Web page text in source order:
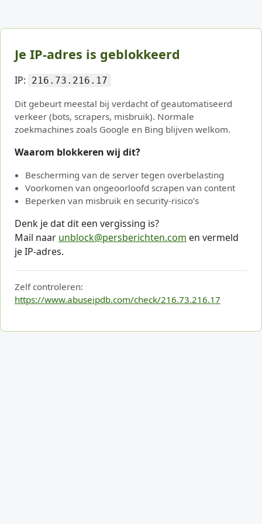
Je IP-adres is geblokkeerd
IP: 216.73.216.17
Dit gebeurt meestal bij verdacht of geautomatiseerd
verkeer (bots, scrapers, misbruik). Normale
zoekmachines zoals Google en Bing blijven welkom.
Waarom blokkeren wij dit?
Bescherming van de server tegen overbelasting
Voorkomen van ongeoorloofd scrapen van content
Beperken van misbruik en security-risico’s
Denk je dat dit een vergissing is?
Mail naar unblock@persberichten.com en vermeld
je IP-adres.
Zelf controleren:
https://www.abuseipdb.com/check/216.73.216.17